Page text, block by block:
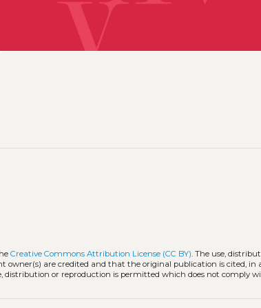
Creative Commons Attribution License (CC BY). The use,
are credited and that the original publication is cited, in
distribution or reproduction is permitted which does not comply